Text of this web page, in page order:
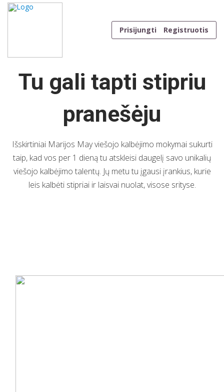
Skip to content
Prisijungti Registruotis
[rev_slider alias=”slider-2″ slidertitle=”Slider 2″][/rev_slider]
Tu gali tapti stipriu
pranešėju
Išskirtiniai Marijos May viešojo kalbėjimo mokymai sukurti
taip, kad vos per 1 dieną tu atskleisi daugelį savo unikalių
viešojo kalbėjimo talentų. Jų metu tu įgausi įrankius, kurie
leis kalbėti stipriai ir laisvai nuolat, visose srityse.